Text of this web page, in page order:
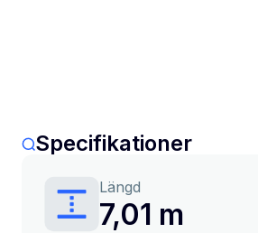
Specifikationer
Längd
7,01 m